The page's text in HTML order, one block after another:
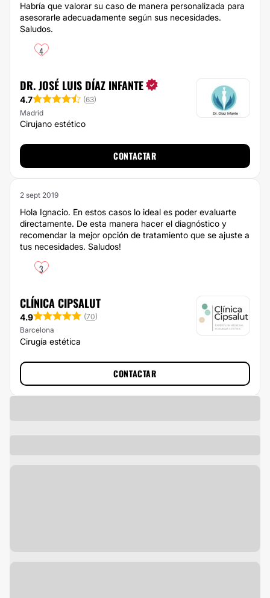
Habría que valorar su caso de manera personalizada para
asesorarle adecuadamente según sus necesidades.
Saludos.
4
DR. JOSÉ LUIS DÍAZ INFANTE
4.7 (63)
Madrid
Cirujano estético
CONTACTAR
2 sept 2019
Hola Ignacio. En estos casos lo ideal es poder evaluarte
directamente. De esta manera hacer el diagnóstico y
recomendar la mejor opción de tratamiento que se ajuste a
tus necesidades. Saludos!
3
CLÍNICA CIPSALUT
4.9 (70)
Barcelona
Cirugía estética
CONTACTAR